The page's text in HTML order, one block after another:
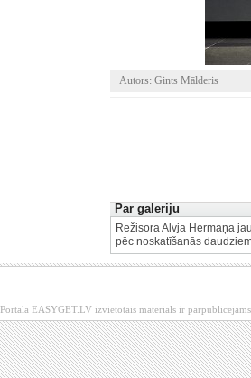
Autors: Gints Mālderis
Par galeriju
Režisora Alvja Hermaņa
pēc noskatīšanās
Portālā EASYGET.LV izvietotais materiāls ir